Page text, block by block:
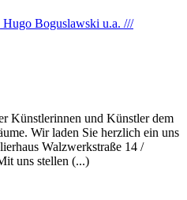
Künstlerinnen und Künstler dem
Wir laden Sie herzlich ein uns
Walzwerkstraße 14 /
uns stellen (...)